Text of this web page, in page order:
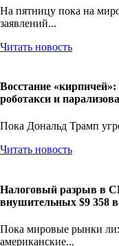
На пятницу пока на
заявлений...
Читать новость
Восстание
роботакси и
Пока Дональд Трамп
Читать новость
Налоговый разрыв в
внушительных $9 358 в
Пока мировые рынки
американские...